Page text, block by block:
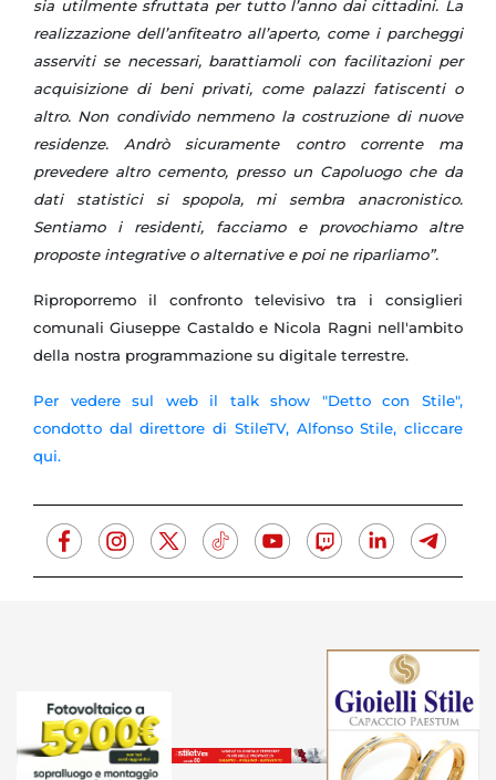
sia utilmente sfruttata per tutto l’anno dai cittadini. La
realizzazione dell’anfiteatro all’aperto, come i parcheggi
asserviti se necessari, barattiamoli con facilitazioni per
acquisizione di beni privati, come palazzi fatiscenti o
altro. Non condivido nemmeno la costruzione di nuove
residenze. Andrò sicuramente contro corrente ma
prevedere altro cemento, presso un Capoluogo che da
dati statistici si spopola, mi sembra anacronistico.
Sentiamo i residenti, facciamo e provochiamo altre
proposte integrative o alternative e poi ne riparliamo”.
Riproporremo il confronto televisivo tra i consiglieri
comunali Giuseppe Castaldo e Nicola Ragni nell'ambito
della nostra programmazione su digitale terrestre.
Per vedere sul web il talk show "Detto con Stile",
condotto dal direttore di StileTV, Alfonso Stile, cliccare
qui.